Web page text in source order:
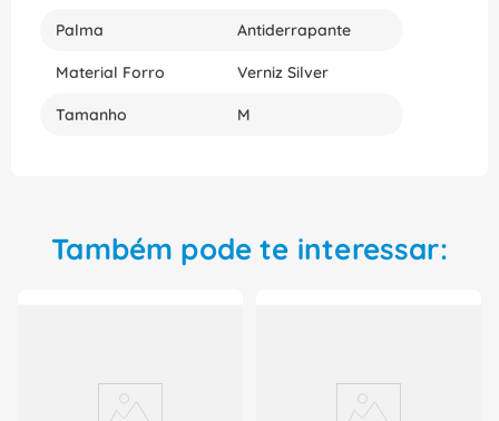
Palma Antiderrapante
Material Forro Verniz Silver
Tamanho M
Também pode te interessar: